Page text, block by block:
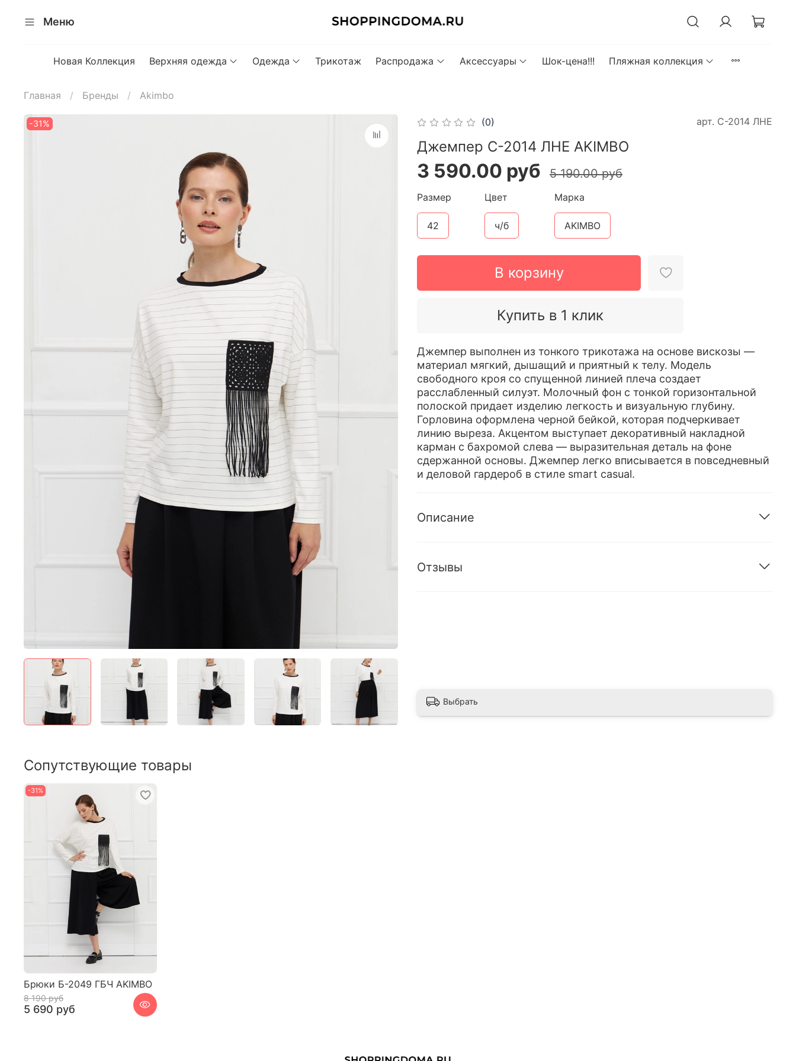
Меню
Новая Коллекция Верхняя одежда Одежда Трикотаж Распродажа Аксессуары Шок-цена!!! Пляжная коллекция
Главная Бренды Akimbo
-31% (0) арт. С-2014 ЛНЕ
Джемпер С-2014 ЛНЕ AKIMBO
3 590.00 руб 5 190.00 руб
В корзину
Купить в 1 клик
Размер
42
Цвет
ч/б
Марка
AKIMBO
Джемпер выполнен из тонкого трикотажа на основе вискозы —
материал мягкий, дышащий и приятный к телу. Модель
свободного кроя со спущенной линией плеча создает
расслабленный силуэт. Молочный фон с тонкой горизонтальной
полоской придает изделию легкость и визуальную глубину.
Горловина оформлена черной бейкой, которая подчеркивает
линию выреза. Акцентом выступает декоративный накладной
карман с бахромой слева — выразительная деталь на фоне
сдержанной основы. Джемпер легко вписывается в повседневный
и деловой гардероб в стиле smart casual.
Описание
Отзывы
Выбрать
Сопутствующие товары
-31%
Брюки Б-2049 ГБЧ AKIMBO
8 190 руб
5 690 руб